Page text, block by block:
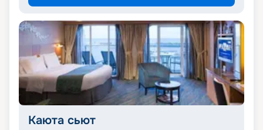
Каюта сьют